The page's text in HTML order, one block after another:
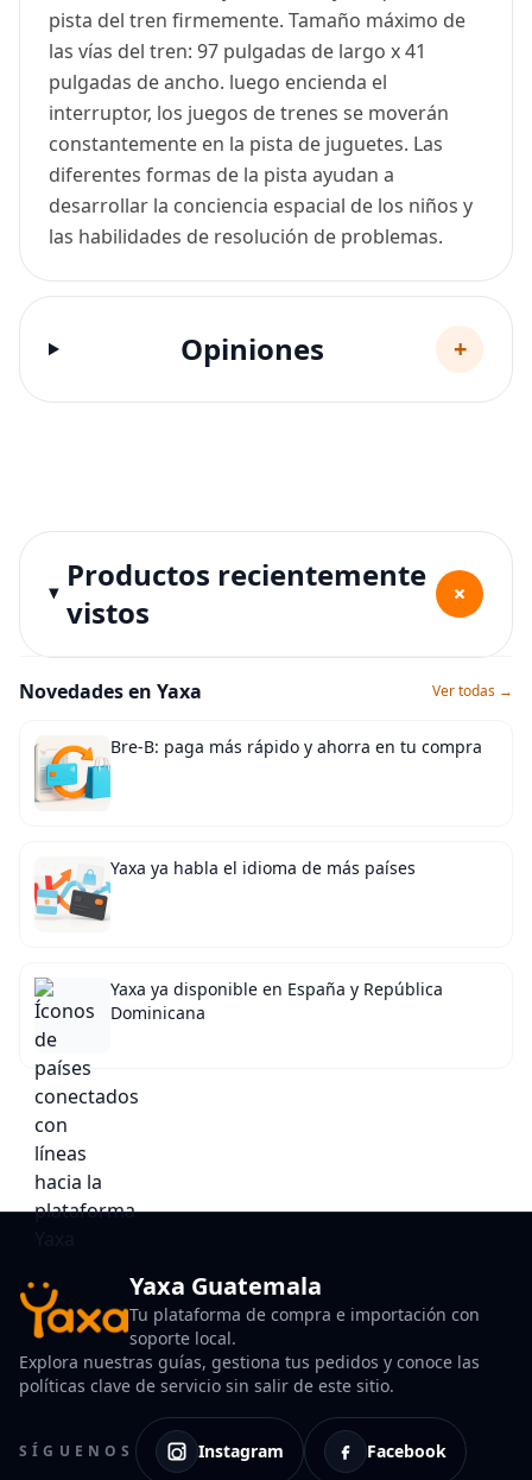
pista del tren firmemente. Tamaño máximo de
las vías del tren: 97 pulgadas de largo x 41
pulgadas de ancho. luego encienda el
interruptor, los juegos de trenes se moverán
constantemente en la pista de juguetes. Las
diferentes formas de la pista ayudan a
desarrollar la conciencia espacial de los niños y
las habilidades de resolución de problemas.
Opiniones +
Productos recientemente
vistos
+
Novedades en Yaxa Ver todas →
Bre-B: paga más rápido y ahorra en tu compra
Yaxa ya habla el idioma de más países
Yaxa ya disponible en España y República
Dominicana
Yaxa Guatemala
Tu plataforma de compra e importación con
soporte local.
Explora nuestras guías, gestiona tus pedidos y conoce las
políticas clave de servicio sin salir de este sitio.
SÍGUENOS Instagram Facebook